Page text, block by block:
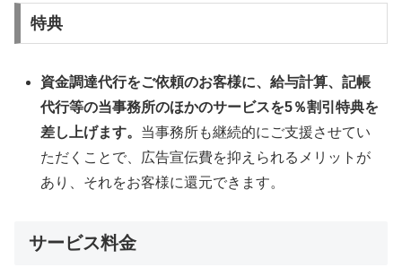
特典
資金調達代行をご依頼のお客様に、給与計算、記帳
代行等の当事務所のほかのサービスを5％割引特典を
差し上げます。 当事務所も継続的にご支援させてい
ただくことで、広告宣伝費を抑えられるメリットが
あり、それをお客様に還元できます。
サービス料金